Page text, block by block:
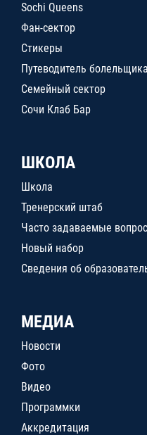
Sochi Queens
Фан-сектор
Стикеры
Путеводитель болельщика
Семейный сектор
Сочи Клаб Бар
ШКОЛА
Школа
Тренерский штаб
Часто задаваемые
Новый набор
Сведения об
МЕДИА
Новости
Фото
Видео
Программки
Аккредитация